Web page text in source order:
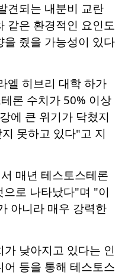
견되는 내분비 교란
같은 환경적인 요인도
줬을 가능성이 있다
엘 히브리 대학 하가
론 수치가 50% 이상
에 큰 위기가 닥쳤지
못하고 있다"고 지
매년 테스토스테론
로 나타났다"며 "이
아니라 매우 강력한
낮아지고 있다는 인
등을 통해 테스토스